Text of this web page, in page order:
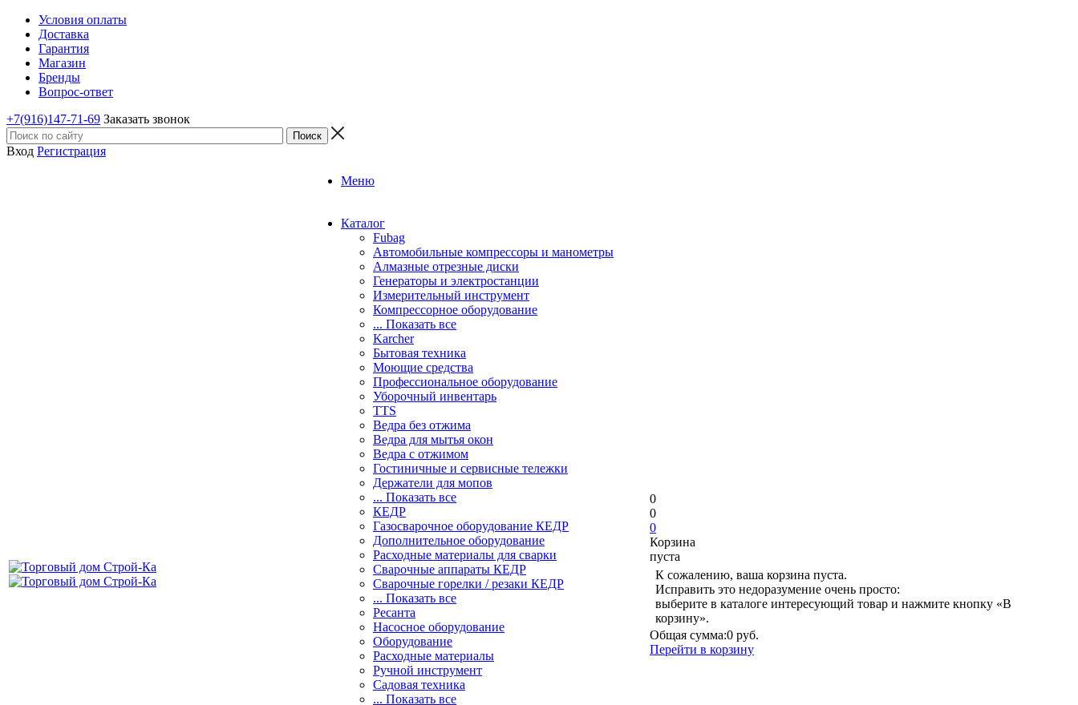
Условия оплаты
Доставка
Гарантия
Магазин
Бренды
Вопрос-ответ
+7(916)147-71-69 Заказать звонок
Вход Регистрация
Меню
Каталог
Fubag
Автомобильные компрессоры и манометры
Алмазные отрезные диски
Генераторы и электростанции
Измерительный инструмент
Компрессорное оборудование
... Показать все
Karcher
Бытовая техника
Моющие средства
Профессиональное оборудование
Уборочный инвентарь
TTS
Ведра без отжима
Ведра для мытья окон
Ведра с отжимом
Гостиничные и сервисные тележки
Держатели для мопов
... Показать все
КЕДР
Газосварочное оборудование КЕДР
Дополнительное оборудование
Расходные материалы для сварки
Сварочные аппараты КЕДР
Сварочные горелки / резаки КЕДР
... Показать все
Ресанта
Насосное оборудование
Оборудование
Расходные материалы
Ручной инструмент
Садовая техника
... Показать все
0
0
0
Корзина
пуста
К сожалению, ваша корзина пуста.
Исправить это недоразумение очень просто:
выберите в каталоге интересующий товар и нажмите кнопку «В
корзину».
Общая сумма:0 руб.
Перейти в корзину